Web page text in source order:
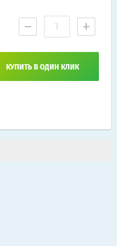
− +
КУПИТЬ В ОДИН КЛИК